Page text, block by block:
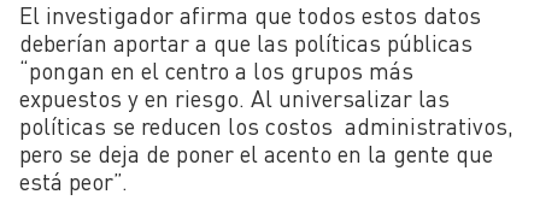
El investigador afirma que todos estos datos
deberían aportar a que las políticas públicas
“pongan en el centro a los grupos más
expuestos y en riesgo. Al universalizar las
políticas se reducen los costos administrativos,
pero se deja de poner el acento en la gente que
está peor”.